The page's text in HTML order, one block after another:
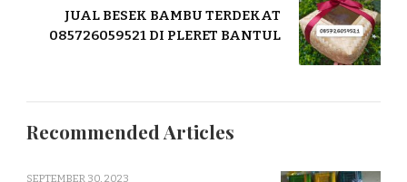
JUAL BESEK BAMBU TERDEKAT
085726059521 DI PLERET BANTUL
Recommended Articles
SEPTEMBER 30, 2023